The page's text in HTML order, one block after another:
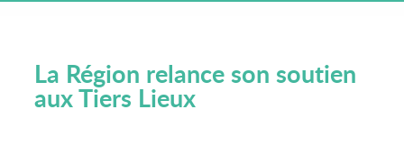
La Région relance son soutien
aux Tiers Lieux